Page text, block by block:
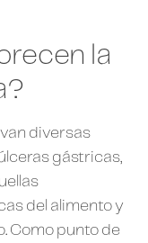
la
diversas
gástricas,
del alimento y
Como punto de